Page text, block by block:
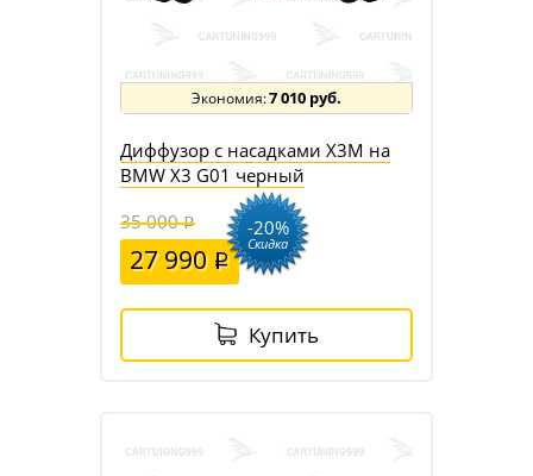
7 010 руб.
Диффузор с насадками X3M на
BMW X3 G01 черный
35 000
27 990
-20%
Скидка
Купить